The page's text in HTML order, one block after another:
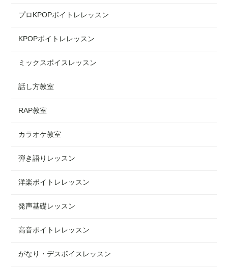
プロKPOPボイトレレッスン
KPOPボイトレレッスン
ミックスボイスレッスン
話し方教室
RAP教室
カラオケ教室
弾き語りレッスン
洋楽ボイトレレッスン
発声基礎レッスン
高音ボイトレレッスン
がなり・デスボイスレッスン